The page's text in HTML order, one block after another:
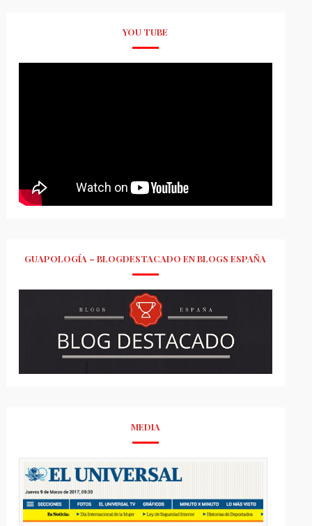
YOU TUBE
GUAPOLOGÍA – BLOGDESTACADO EN BLOGS ESPAÑA
MEDIA